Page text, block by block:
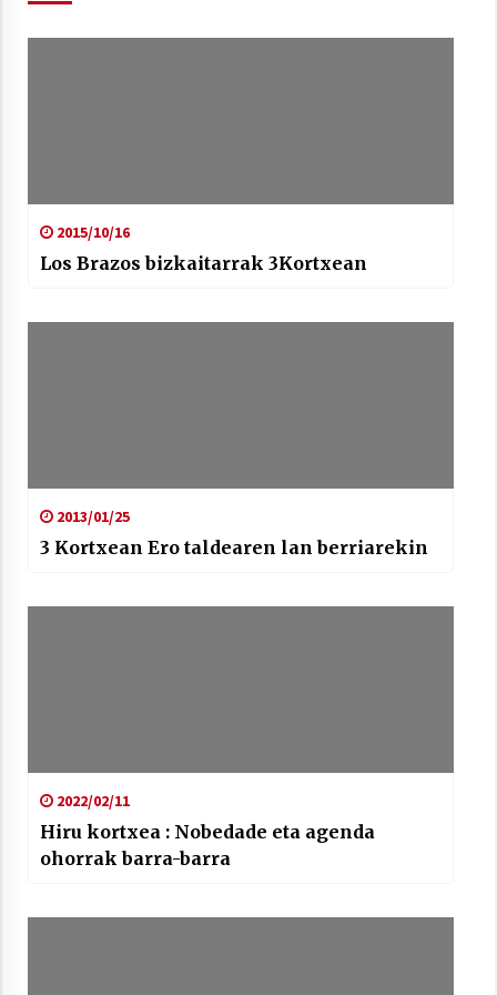
Arrosaren 20 urteez
2015/10/16
Los Brazos bizkaitarrak 3Kortxean
2013/01/25
3 Kortxean Ero taldearen lan berriarekin
2022/02/11
Hiru kortxea : Nobedade eta agenda
ohorrak barra-barra